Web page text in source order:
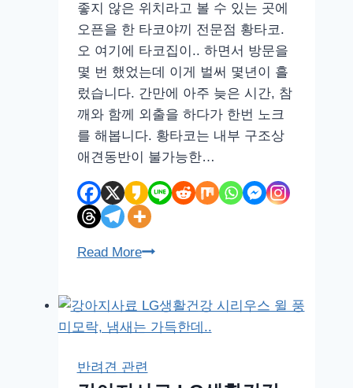
유
모
차
사
용
기
좋지 않은 위치라고 볼 수 있는 곳에
오픈을 한 타코야끼 전문점 황타코.
오 여기에 타코집이.. 하면서 방문을
몇 번 했었는데 이게 벌써 몇년이 흘
렀습니다. 간만에 아주 늦은 시간, 참
깨와 함께 외출을 하다가 한번 노크
를 해봅니다. 황타코는 내부 구조상
애견동반이 불가능한…
Read More서
타
코
야
반려견 관련